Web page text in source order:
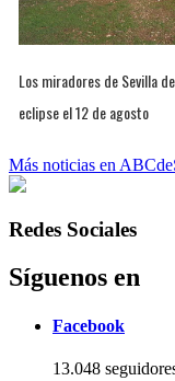
Los miradores de Sevilla
eclipse el 12 de agosto
Más noticias en
Redes Sociales
Síguenos en
Facebook
13.048